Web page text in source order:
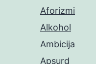
Aforizmi
Alkohol
Ambicija
Apsurd